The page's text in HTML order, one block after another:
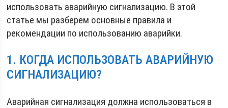
использовать аварийную сигнализацию. В этой
статье мы разберем основные правила и
рекомендации по использованию аварийки.
1. КОГДА ИСПОЛЬЗОВАТЬ АВАРИЙНУЮ
СИГНАЛИЗАЦИЮ?
Аварийная сигнализация должна использоваться в